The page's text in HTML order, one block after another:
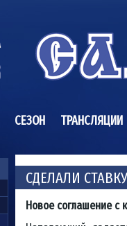
СЕЗОН ТРАНСЛЯЦИИ
СДЕЛАЛИ
Новое соглашение с